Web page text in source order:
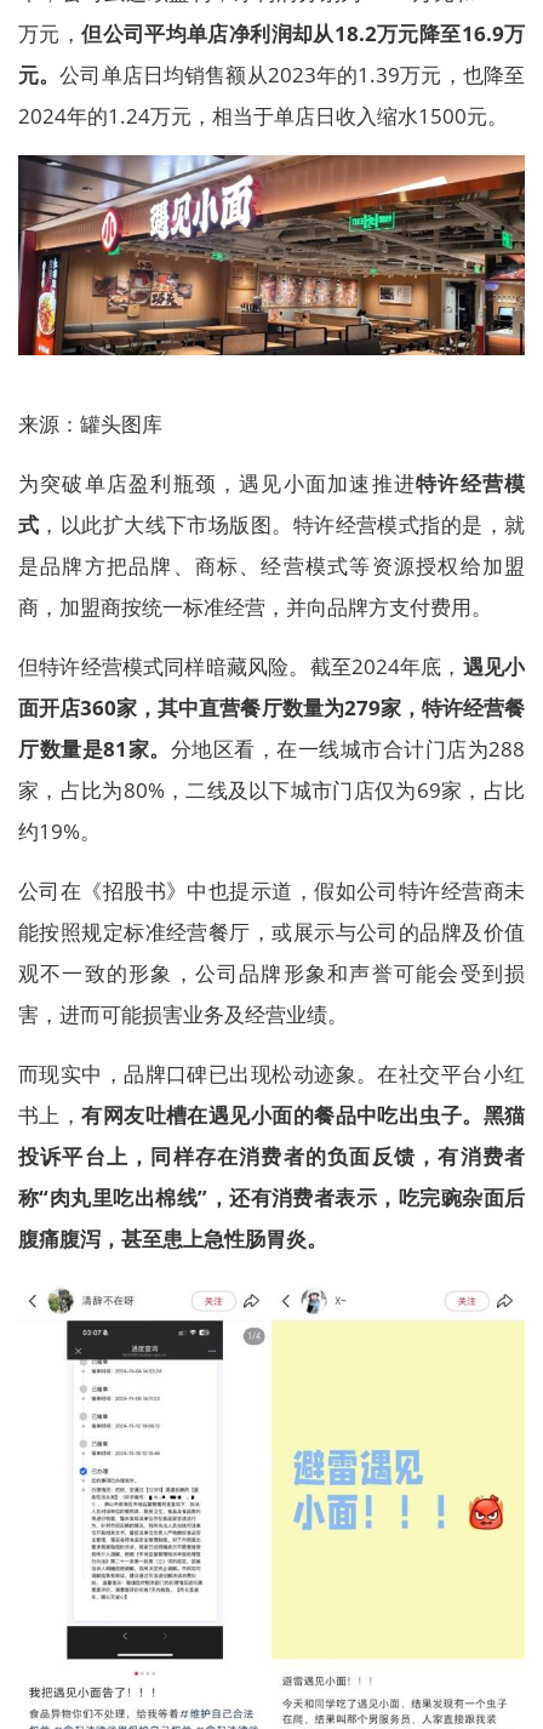
万元，但公司平均单店净利润却从18.2万元降至16.9万
元。公司单店日均销售额从2023年的1.39万元，也降至
2024年的1.24万元，相当于单店日收入缩水1500元。
来源：罐头图库
为突破单店盈利瓶颈，遇见小面加速推进特许经营模
式 ，以此扩大线下市场版图。特许经营模式指的是，就
是品牌方把品牌、商标、经营模式等资源授权给加盟
商，加盟商按统一标准经营，并向品牌方支付费用。
但特许经营模式同样暗藏风险。截至2024年底， 遇见小
面开店360家，其中直营餐厅数量为279家，特许经营餐
厅数量是81家。 分地区看，在一线城市合计门店为288
家，占比为80%，二线及以下城市门店仅为69家，占比
约19%。
公司在《招股书》中也提示道，假如公司特许经营商未
能按照规定标准经营餐厅，或展示与公司的品牌及价值
观不一致的形象，公司品牌形象和声誉可能会受到损
害，进而可能损害业务及经营业绩。
而现实中，品牌口碑已出现松动迹象。在社交平台小红
书上，有网友吐槽在遇见小面的餐品中吃出虫子。黑猫
投诉平台上，同样存在消费者的负面反馈，有消费者
称“肉丸里吃出棉线”，还有消费者表示，吃完豌杂面后
腹痛腹泻，甚至患上急性肠胃炎。